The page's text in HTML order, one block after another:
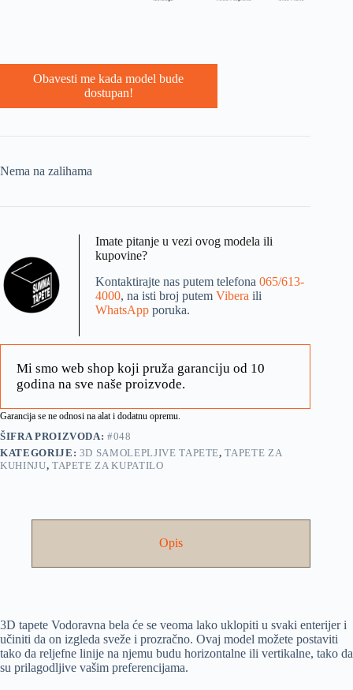
Obavesti me kada model bude
dostupan!
Nema na zalihama
Imate pitanje u vezi ovog modela ili
kupovine?
Kontaktirajte nas putem telefona 065/613-
4000, na isti broj putem Vibera ili
WhatsApp poruka.
Mi smo web shop koji pruža garanciju od 10
godina na sve naše proizvode.
Garancija se ne odnosi na alat i dodatnu opremu.
ŠIFRA PROIZVODA:#048
KATEGORIJE: 3D SAMOLEPLJIVE TAPETE,TAPETE ZA
KUHINJU, TAPETE ZA KUPATILO
Opis
3D tapete Vodoravna bela će se veoma lako uklopiti u svaki enterijer i
učiniti da on izgleda sveže i prozračno. Ovaj model možete postaviti
tako da reljefne linije na njemu budu horizontalne ili vertikalne, tako da
su prilagodljive vašim preferencijama.